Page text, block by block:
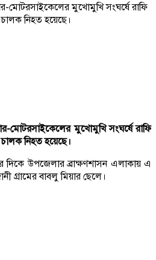
মোটরসাইকেলের মুখোমুখি সংঘর্ষে রাফি
নিহত হয়েছে।
মোটরসাইকেলের মুখোমুখি সংঘর্ষে রাফি
নিহত হয়েছে।
উপজেলার ব্রাক্ষণশাসন এলাকায় এ
গ্রামের বাবলু মিয়ার ছেলে।